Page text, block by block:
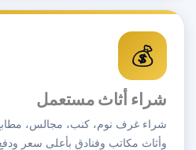
💰
شراء أثاث مستعمل
شراء غرف نوم، كنب، مجالس،
وأثاث مكاتب وفنادق بأعلى سعر